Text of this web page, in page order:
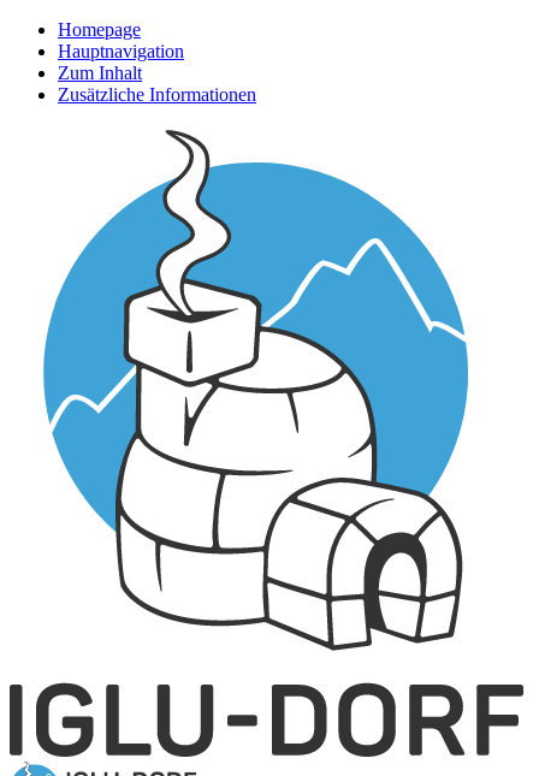
Homepage
Hauptnavigation
Zum Inhalt
Zusätzliche Informationen